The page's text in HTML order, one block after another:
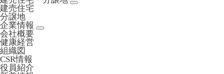
建売住宅
分譲地
企業情報
会社概要
健康経営
組織図
CSR情報
役員紹介